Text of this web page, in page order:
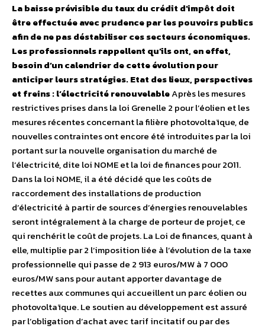
La baisse prévisible du taux du crédit d’impôt doit
être effectuée avec prudence par les pouvoirs publics
afin de ne pas déstabiliser ces secteurs économiques.
Les professionnels rappellent qu’ils ont, en effet,
besoin d’un calendrier de cette évolution pour
anticiper leurs stratégies.Etat des lieux, perspectives
et freins : l’électricité renouvelableAprès les mesures
restrictives prises dans la loi Grenelle 2 pour l’éolien et les
mesures récentes concernant la filière photovoltaïque, de
nouvelles contraintes ont encore été introduites par la loi
portant sur la nouvelle organisation du marché de
l’électricité, dite loi NOME et la loi de finances pour 2011.
Dans la loi NOME, il a été décidé que les coûts de
raccordement des installations de production
d’électricité à partir de sources d’énergies renouvelables
seront intégralement à la charge de porteur de projet, ce
qui renchérit le coût de projets. La Loi de finances, quant à
elle, multiplie par 2 l’imposition liée à l’évolution de la taxe
professionnelle qui passe de 2 913 euros/MW à 7 000
euros/MW sans pour autant apporter davantage de
recettes aux communes qui accueillent un parc éolien ou
photovoltaïque. Le soutien au développement est assuré
par l’obligation d’achat avec tarif incitatif ou par des